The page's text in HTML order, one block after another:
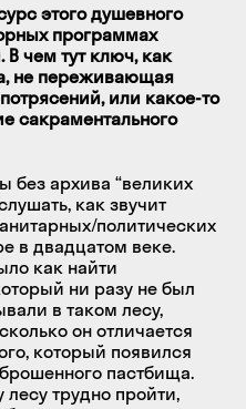
этого душевного
программах
чем тут ключ, как
не переживающая
или какое-то
сакраментального
без архива “великих
как звучит
политических
в двадцатом веке.
как найти
ни разу не был
в таком лесу,
он отличается
который появился
пастбища.
трудно пройти,